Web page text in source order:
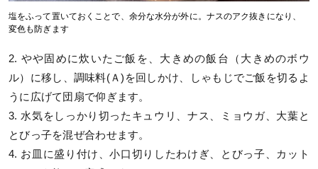
塩をふって置いておくことで、余分な水分が外に。ナスのアク抜きになり、
変色も防ぎます
2. やや固めに炊いたご飯を、大きめの飯台（大きめのボウ
ル）に移し、調味料(Ａ)を回しかけ、しゃもじでご飯を切るよ
うに広げて団扇で仰ぎます。
3. 水気をしっかり切ったキュウリ、ナス、ミョウガ、大葉と
とびっ子を混ぜ合わせます。
4. お皿に盛り付け、小口切りしたわけぎ、とびっ子、カット